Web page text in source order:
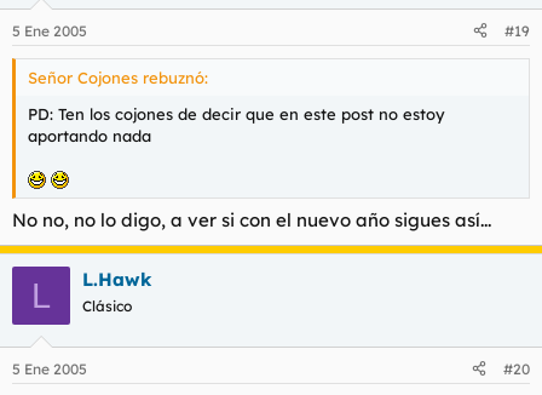
5 Ene 2005 #19
Señor Cojones rebuznó:
PD: Ten los cojones de decir que en este post no estoy
aportando nada
No no, no lo digo, a ver si con el nuevo año sigues así...
L L.Hawk
Clásico
5 Ene 2005 #20